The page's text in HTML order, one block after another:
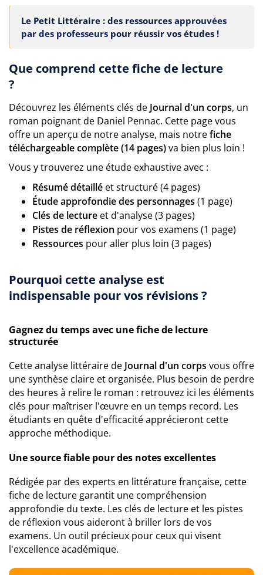
Le Petit Littéraire : des ressources approuvées
par des professeurs pour réussir vos études !
Que comprend cette fiche de lecture
?
Découvrez les éléments clés de Journal d'un corps, un
roman poignant de Daniel Pennac. Cette page vous
offre un aperçu de notre analyse, mais notrefiche
téléchargeable complète (14 pages)va bien plus loin !
Vous y trouverez une étude exhaustive avec :
Résumé détaillé et structuré (4 pages)
Étude approfondie des personnages (1 page)
Clés de lecture et d'analyse (3 pages)
Pistes de réflexion pour vos examens (1 page)
Ressources pour aller plus loin (3 pages)
Pourquoi cette analyse est
indispensable pour vos révisions ?
Gagnez du temps avec une fiche de lecture
structurée
Cette analyse littéraire de Journal d'un corps vous offre
une synthèse claire et organisée. Plus besoin de perdre
des heures à relire le roman : retrouvez ici les éléments
clés pour maîtriser l'œuvre en un temps record. Les
étudiants en quête d'efficacité apprécieront cette
approche méthodique.
Une source fiable pour des notes excellentes
Rédigée par des experts en littérature française, cette
fiche de lecture garantit une compréhension
approfondie du texte. Les clés de lecture et les pistes
de réflexion vous aideront à briller lors de vos
examens. Un outil précieux pour ceux qui visent
l'excellence académique.